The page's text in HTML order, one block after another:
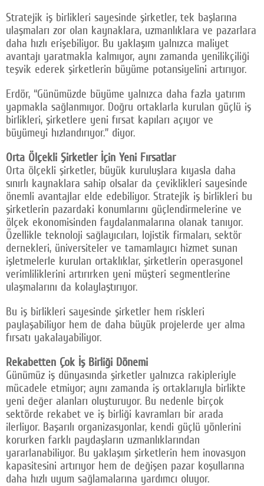
Stratejik iş birlikleri sayesinde şirketler, tek başlarına
ulaşmaları zor olan kaynaklara, uzmanlıklara ve pazarlara
daha hızlı erişebiliyor. Bu yaklaşım yalnızca maliyet
avantajı yaratmakla kalmıyor, aynı zamanda yenilikçiliği
teşvik ederek şirketlerin büyüme potansiyelini artırıyor.
Erdör, “Günümüzde büyüme yalnızca daha fazla yatırım
yapmakla sağlanmıyor. Doğru ortaklarla kurulan güçlü iş
birlikleri, şirketlere yeni fırsat kapıları açıyor ve
büyümeyi hızlandırıyor.” diyor.
Orta Ölçekli Şirketler İçin Yeni Fırsatlar
Orta ölçekli şirketler, büyük kuruluşlara kıyasla daha
sınırlı kaynaklara sahip olsalar da çeviklikleri sayesinde
önemli avantajlar elde edebiliyor. Stratejik iş birlikleri bu
şirketlerin pazardaki konumlarını güçlendirmelerine ve
ölçek ekonomisinden faydalanmalarına olanak tanıyor.
Özellikle teknoloji sağlayıcıları, lojistik firmaları, sektör
dernekleri, üniversiteler ve tamamlayıcı hizmet sunan
işletmelerle kurulan ortaklıklar, şirketlerin operasyonel
verimliliklerini artırırken yeni müşteri segmentlerine
ulaşmalarını da kolaylaştırıyor.
Bu iş birlikleri sayesinde şirketler hem riskleri
paylaşabiliyor hem de daha büyük projelerde yer alma
fırsatı yakalayabiliyor.
Rekabetten Çok İş Birliği Dönemi
Günümüz iş dünyasında şirketler yalnızca rakipleriyle
mücadele etmiyor; aynı zamanda iş ortaklarıyla birlikte
yeni değer alanları oluşturuyor. Bu nedenle birçok
sektörde rekabet ve iş birliği kavramları bir arada
ilerliyor. Başarılı organizasyonlar, kendi güçlü yönlerini
korurken farklı paydaşların uzmanlıklarından
yararlanabiliyor. Bu yaklaşım şirketlerin hem inovasyon
kapasitesini artırıyor hem de değişen pazar koşullarına
daha hızlı uyum sağlamalarına yardımcı oluyor.